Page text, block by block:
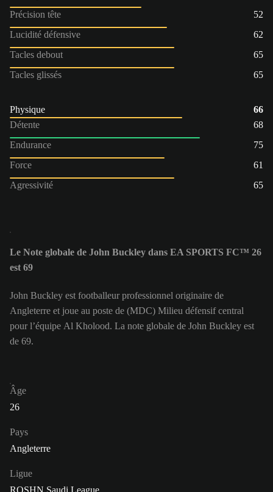
Précision tête
52
Lucidité défensive
62
Tacles debout
65
Tacles glissés
65
Physique
66
Détente
68
Endurance
75
Force
61
Agressivité
65
Le Note globale de John Buckley dans EA SPORTS FC™ 26
est 69
John Buckley est footballeur professionnel originaire de
Angleterre et joue au poste de (MDC) Milieu défensif central
pour l’équipe Al Kholood. La note globale de John Buckley est
de 69.
Âge
26
Pays
Angleterre
Ligue